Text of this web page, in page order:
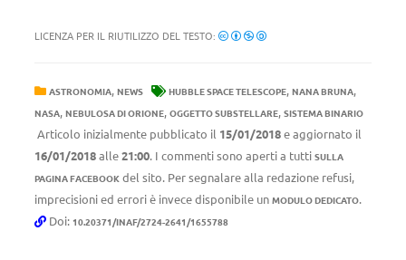
LICENZA PER IL RIUTILIZZO DEL TESTO:
ASTRONOMIA, NEWS HUBBLE SPACE TELESCOPE, NANA BRUNA,
NASA, NEBULOSA DI ORIONE, OGGETTO SUBSTELLARE, SISTEMA BINARIO
Articolo inizialmente pubblicato il 15/01/2018e aggiornato il
16/01/2018alle21:00. I commenti sono aperti a tutti SULLA
PAGINA FACEBOOK del sito. Per segnalare alla redazione refusi,
imprecisioni ed errori è invece disponibile un MODULO DEDICATO.
Doi: 10.20371/INAF/2724-2641/1655788